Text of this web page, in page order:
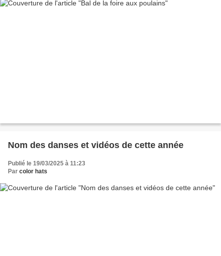
Nom des danses et vidéos de cette année
Publié le 19/03/2025 à 11:23
Par color hats